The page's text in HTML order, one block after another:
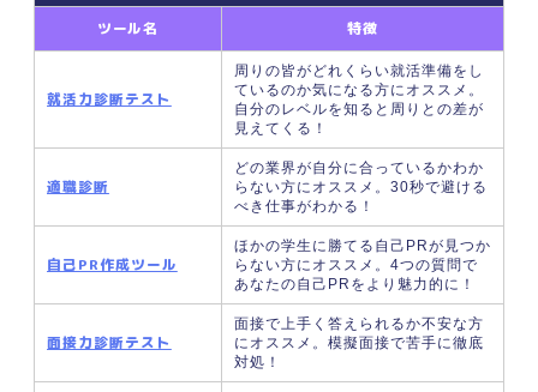
好きなことに関係する仕事を見つける
好きなことを仕事にするかはあなた次第！ 就職先
選びの条件を明確にすることが大切
ツール名 特徴
就活力診断テスト
周りの皆がどれくらい就活準備をし
ているのか気になる方にオススメ。
自分のレベルを知ると周りとの差が
見えてくる！
適職診断
どの業界が自分に合っているかわか
らない方にオススメ。30秒で避ける
べき仕事がわかる！
自己PR作成ツール
ほかの学生に勝てる自己PRが見つか
らない方にオススメ。4つの質問で
あなたの自己PRをより魅力的に！
面接力診断テスト
面接で上手く答えられるか不安な方
にオススメ。模擬面接で苦手に徹底
対処！